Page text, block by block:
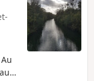
du vieux centre de